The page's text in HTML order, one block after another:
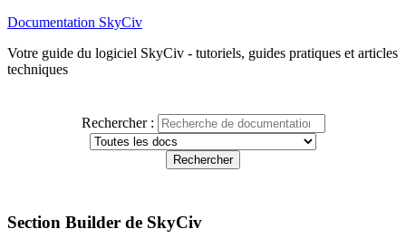
Documentation SkyCiv
Votre guide du logiciel SkyCiv - tutoriels, guides pratiques et articles
techniques
Rechercher :
Section Builder de SkyCiv